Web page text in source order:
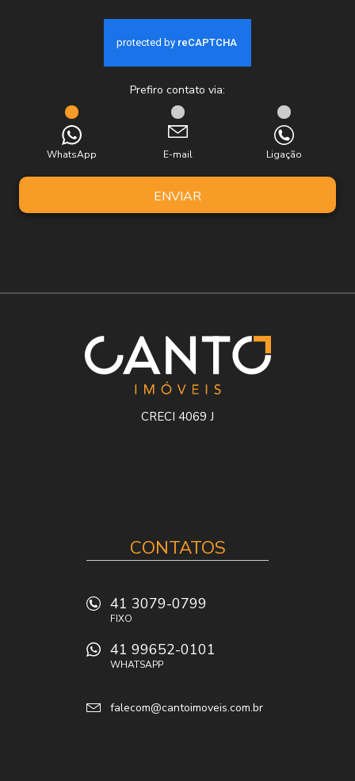
Prefiro contato via:
WhatsApp E-mail Ligação
ENVIAR
CRECI 4069 J
CONTATOS
41 3079-0799
FIXO
41 99652-0101
WHATSAPP
falecom@cantoimoveis.com.br